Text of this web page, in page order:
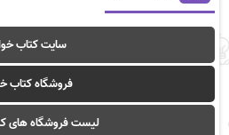
سایت کتاب
فروشگاه کتاب
لیست فروشگاه های